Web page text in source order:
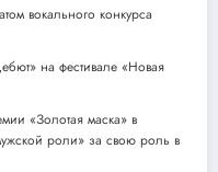
вокального конкурса
на фестивале «Новая
«Золотая маска» в
роли» за свою роль в